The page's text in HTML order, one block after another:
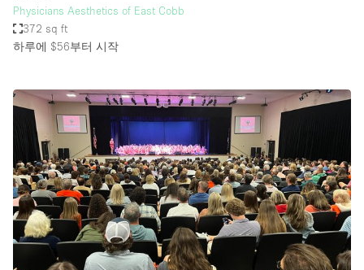
Physicians Aesthetics of East Cobb
372 sq ft
하루에 $56부터 시작